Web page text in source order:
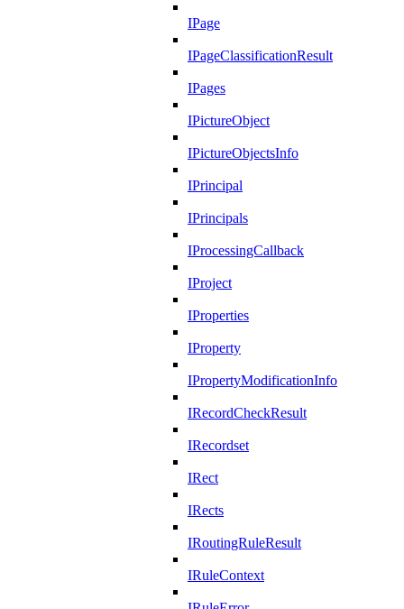
IPage
IPageClassificationResult
IPages
IPictureObject
IPictureObjectsInfo
IPrincipal
IPrincipals
IProcessingCallback
IProject
IProperties
IProperty
IPropertyModificationInfo
IRecordCheckResult
IRecordset
IRect
IRects
IRoutingRuleResult
IRuleContext